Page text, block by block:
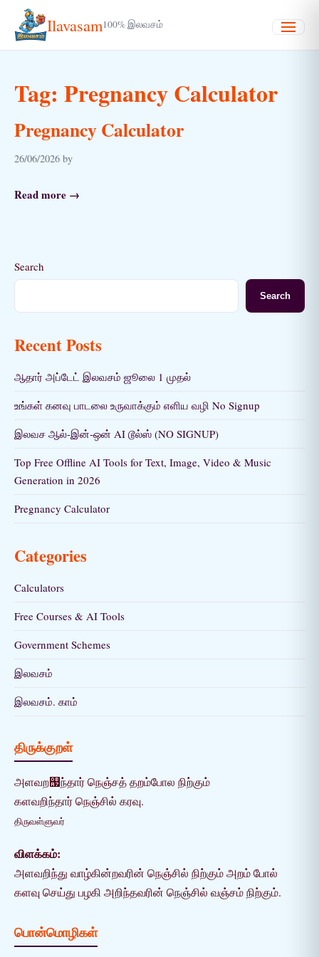
Ilavasam100% இலவசம்
Menu
Tag: Pregnancy Calculator
Pregnancy Calculator
26/06/2026 by
Read more →
Search
Search
Recent Posts
ஆதார் அப்டேட் இலவசம் ஜூலை 1 முதல்
உங்கள் கனவு பாடலை உருவாக்கும் எளிய வழி No Signup
இலவச ஆல்-இன்-ஒன் AI டூல்ஸ் (NO SIGNUP)
Top Free Offline AI Tools for Text, Image, Video & Music
Generation in 2026
Pregnancy Calculator
Categories
Calculators
Free Courses & AI Tools
Government Schemes
இலவசம்
இலவசம். காம்
திருக்குறள்
அளவற஧ந்தார் நெஞ்சத் தறம்போல நிற்கும்
களவறிந்தார் நெஞ்சில் கரவு.
திருவள்ளுவர்
விளக்கம்:
அளவறிந்து வாழ்கின்றவரின் நெஞ்சில் நிற்கும் அறம் போல்
களவு செய்து பழகி அறிந்தவரின் நெஞ்சில் வஞ்சம் நிற்கும்.
பொன்மொழிகள்